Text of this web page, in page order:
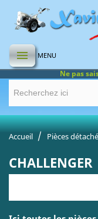
 MENU
Ne pas
Accueil Pièces
CHALLENGER